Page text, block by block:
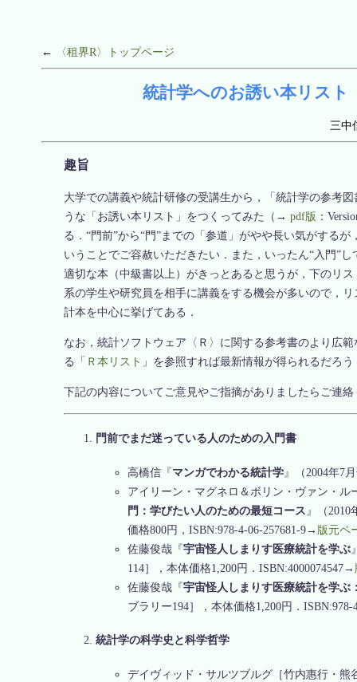
← 〈租界R〉トップページ
統計学へのお誘い本リスト
三中
趣旨
大学での講義や統計研修の受講生から，「統計学の参考
うな「お誘い本リスト」をつくってみた（→ pdf版 ：
る．“門前”から“門”までの「参道」がやや長い気がする
いうことでご容赦いただきたい．また，いったん“入門”
適切な本（中級書以上）がきっとあると思うが，下のリ
系の学生や研究員を相手に講義をする機会が多いので，
計本を中心に挙げてある．
なお，統計ソフトウェア〈Ｒ〉に関する参考書のより広
る「 Ｒ本リスト 」を参照すれば最新情報が得られるだろう
下記の内容についてご意見やご指摘がありましたらご連絡
門前でまだ迷っている人のための入門書
高橋信『 マンガでわかる統計学 』（2004年7
アイリーン・マグネロ＆ボリン・ヴァン・
門：学びたい人のための最短コース 』（2010
価格800円，ISBN:978-4-06-257681-9→ 版元ペ
佐藤俊哉『宇宙怪人しまりす医療統計を学ぶ
114］，本体価格1,200円．ISBN:4000074547→
佐藤俊哉『宇宙怪人しまりす医療統計を学ぶ
ブラリー194］，本体価格1,200円．
統計学の科学史と科学哲学
デイヴィッド・サルツブルグ［竹内惠行・熊